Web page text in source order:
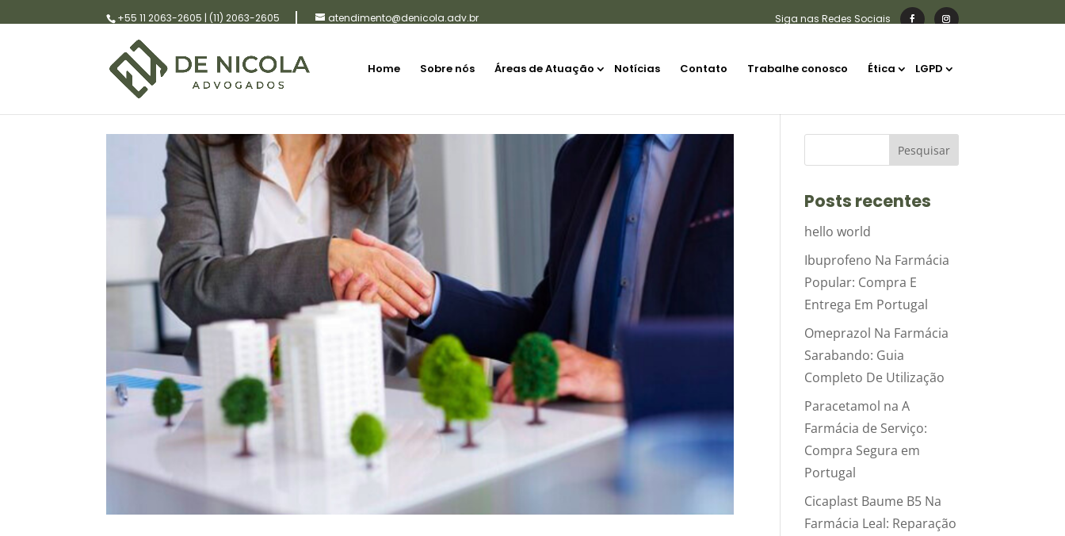
+55 11 2063-2605 | (11) 2063-2605 atendimento@denicola.adv.br
Home Sobre nós Áreas de Atuação Notícias Contato Trabalhe conosco Ética LGPD
Posts recentes
hello world
Ibuprofeno Na Farmácia
Popular: Compra E
Entrega Em Portugal
Omeprazol Na Farmácia
Sarabando: Guia
Completo De Utilização
Paracetamol na A
Farmácia de Serviço:
Compra Segura em
Portugal
Cicaplast Baume B5 Na
Farmácia Leal: Reparação